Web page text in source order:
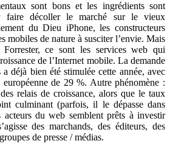
sont bons et les ingrédients sont
faire décoller le marché sur le vieux
du Dieu iPhone, les constructeurs
mobiles de nature à susciter l’envie. Mais
ce sont les services web qui
de l’Internet mobile. La demande
déjà bien été stimulée cette année, avec
de 29 %. Autre phénomène :
relais de croissance, alors que le taux
culminant (parfois, il le dépasse dans
du web semblent prêts à investir
des marchands, des éditeurs, des
de presse / médias.